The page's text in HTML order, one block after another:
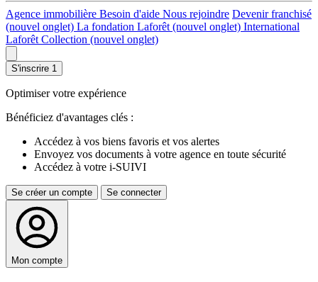
Agence immobilière Besoin d'aide Nous rejoindre Devenir franchisé
(nouvel onglet) La fondation Laforêt (nouvel onglet) International
Laforêt Collection (nouvel onglet)
S'inscrire 1
Optimiser votre expérience
Bénéficiez d'avantages clés :
Accédez à vos biens favoris et vos alertes
Envoyez vos documents à votre agence en toute sécurité
Accédez à votre i-SUIVI
Se créer un compte Se connecter
Mon compte